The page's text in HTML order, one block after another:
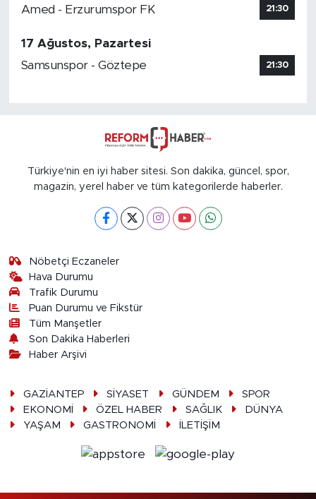
Amed - Erzurumspor FK 21:30
17 Ağustos, Pazartesi
Samsunspor - Göztepe
21:30
Türkiye'nin en iyi haber sitesi. Son dakika, güncel, spor,
magazin, yerel haber ve tüm kategorilerde haberler.
Nöbetçi Eczaneler
Hava Durumu
Trafik Durumu
Puan Durumu ve Fikstür
Tüm Manşetler
Son Dakika Haberleri
Haber Arşivi
GAZİANTEP SİYASET GÜNDEM
SPOR
EKONOMİ
ÖZEL HABER SAĞLIK
DÜNYA
YAŞAM
GASTRONOMİ İLETİŞİM